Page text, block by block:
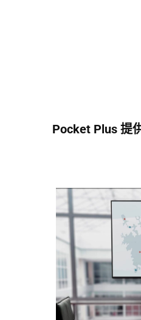
Pocket Plus 提